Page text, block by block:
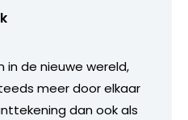
in de nieuwe wereld,
meer door elkaar
dan ook als